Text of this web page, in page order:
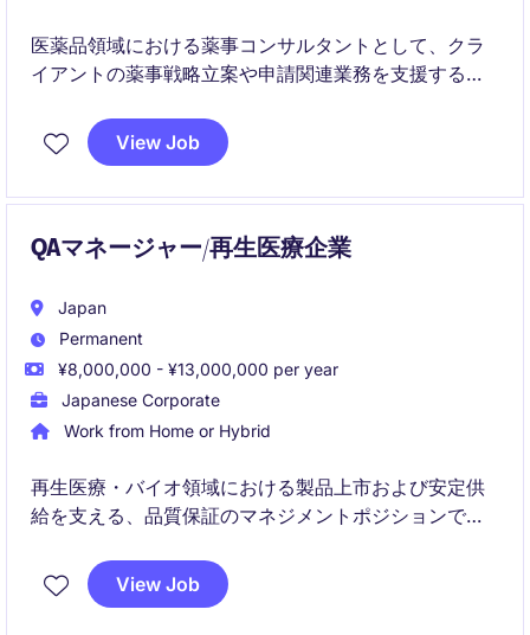
医薬品領域における薬事コンサルタントとして、クラ
イアントの薬事戦略立案や申請関連業務を支援するポ
実務支援にとどまらず、課題整理や業務プロセス改善
View Job
QAマネージャー/再生医療企業
Japan
Permanent
¥8,000,000 - ¥13,000,000 per year
Japanese Corporate
Work from Home or Hybrid
再生医療・バイオ領域における製品上市および安定供
給を支える、品質保証のマネジメントポジションで
GQP／QMSの構築・運用から当局対応まで、品質保証
View Job